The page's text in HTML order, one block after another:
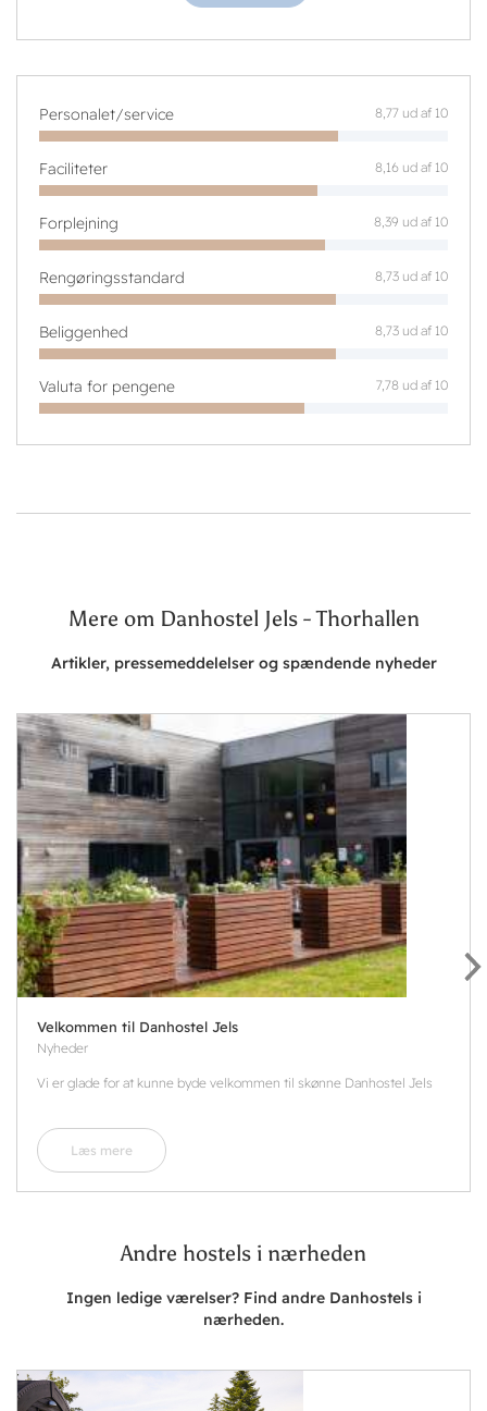
Personalet/service 8,77 ud af 10
Faciliteter 8,16 ud af 10
Forplejning 8,39 ud af 10
Rengøringsstandard 8,73 ud af 10
Beliggenhed 8,73 ud af 10
Valuta for pengene 7,78 ud af 10
Mere om Danhostel Jels - Thorhallen
Artikler, pressemeddelelser og spændende nyheder
Velkommen til Danhostel Jels
Nyheder
Vi er glade for at kunne byde velkommen til skønne Danhostel Jels
Læs mere
Andre hostels i nærheden
Ingen ledige værelser? Find andre Danhostels i
nærheden.